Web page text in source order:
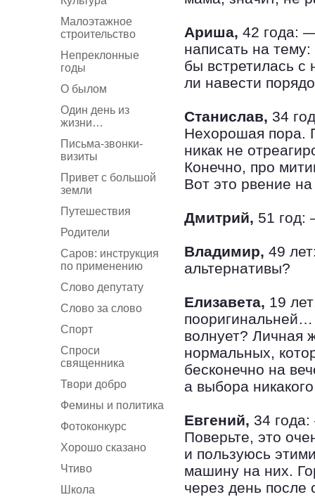
Малоэтажное
строительство
Непреклонные
годы
О былом
Один день из
жизни…
Письма-звонки-
визиты
Привет с большой
земли
Путешествия
Родители
Саров: инструкция
по применению
Слово депутату
Слово за слово
Спорт
Спроси
священника
Твори добро
Фемины и политика
Фотоконкурс
Хорошо сказано
Чтиво
Школа
Ариша, 42 года:
написать на
бы встретилась
ли навести
Станислав, 34
Нехорошая пора.
никак не
Конечно, про
Вот это рвение
Дмитрий, 51 год:
Владимир, 49
альтернативы?
Елизавета, 19
волнует? Личная
нормальных,
бесконечно на
а выбора
Евгений, 34
Поверьте, это
и пользуюсь
машину на них.
через день